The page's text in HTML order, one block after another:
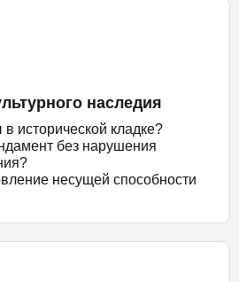
наследия
исторической кладке?
без нарушения
несущей способности